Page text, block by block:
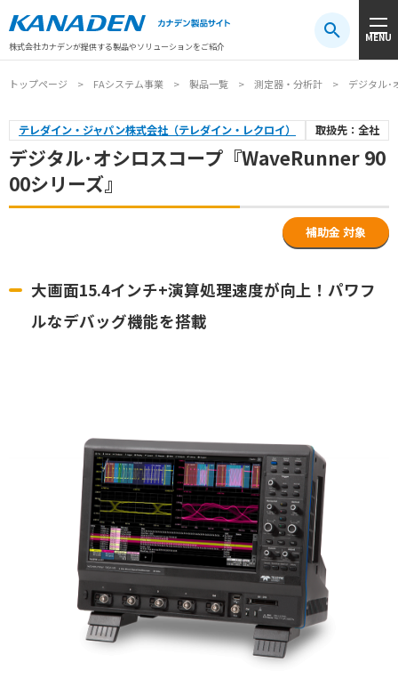
株式会社カナデンが提供する製品やソリューションをご紹介
MENU
注目キーワード#振動センサ#AGV #防爆#アシストスーツ
トップページ FAシステム事業 製品一覧 測定器・分析計 デジタル･
テレダイン・ジャパン株式会社（テレダイン・レクロイ） 取扱先：全社
デジタル･オシロスコープ『WaveRunner 90
00シリーズ』
補助金 対象
大画面15.4インチ+演算処理速度が向上！パワフ
ルなデバッグ機能を搭載